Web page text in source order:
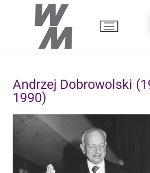
Andrzej Dobrowolski
1990)